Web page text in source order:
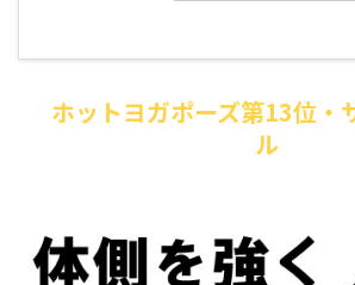
ホットヨガポーズ第13位・
ル